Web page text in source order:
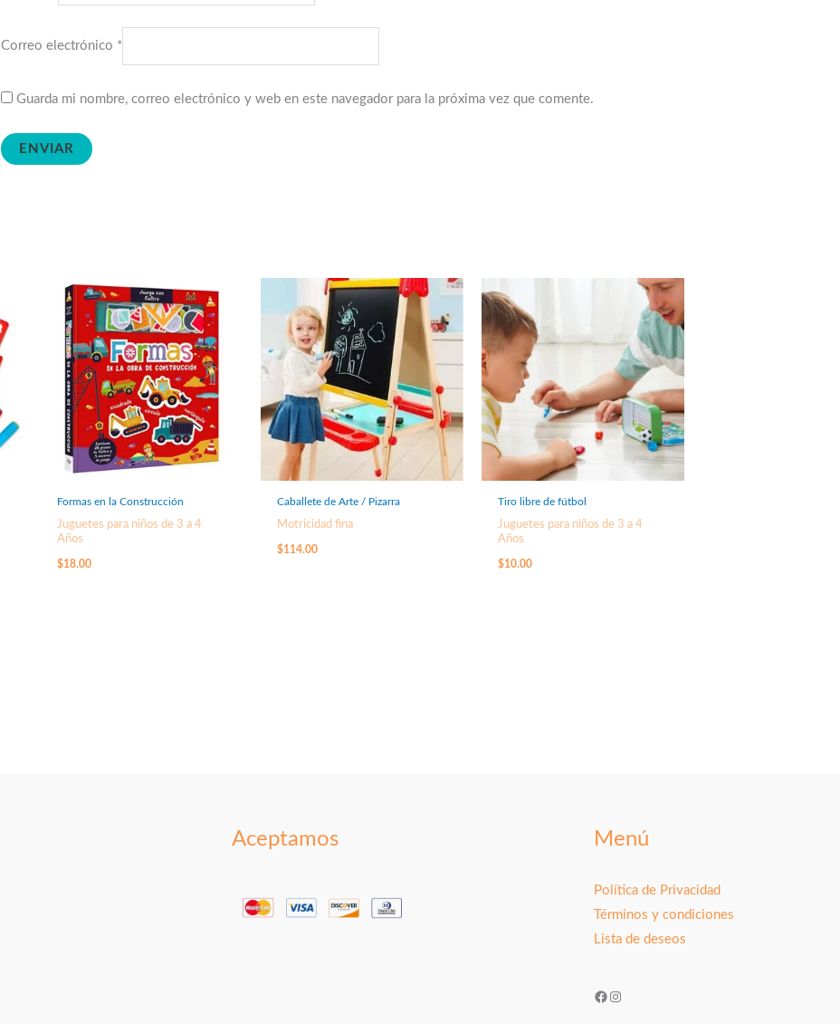
Correo electrónico *
Guarda mi nombre, correo electrónico y web en este navegador para la próxima vez que comente.
Formas en la Construcción
Juguetes para niños de 3 a 4
Años
$18.00
Caballete de Arte / Pizarra
Motricidad fina
$114.00
Tiro libre de fútbol
Juguetes para niños de 3 a 4
Años
$10.00
Aceptamos Menú
Política de Privacidad
Términos y condiciones
Lista de deseos
Facebook
Instagram